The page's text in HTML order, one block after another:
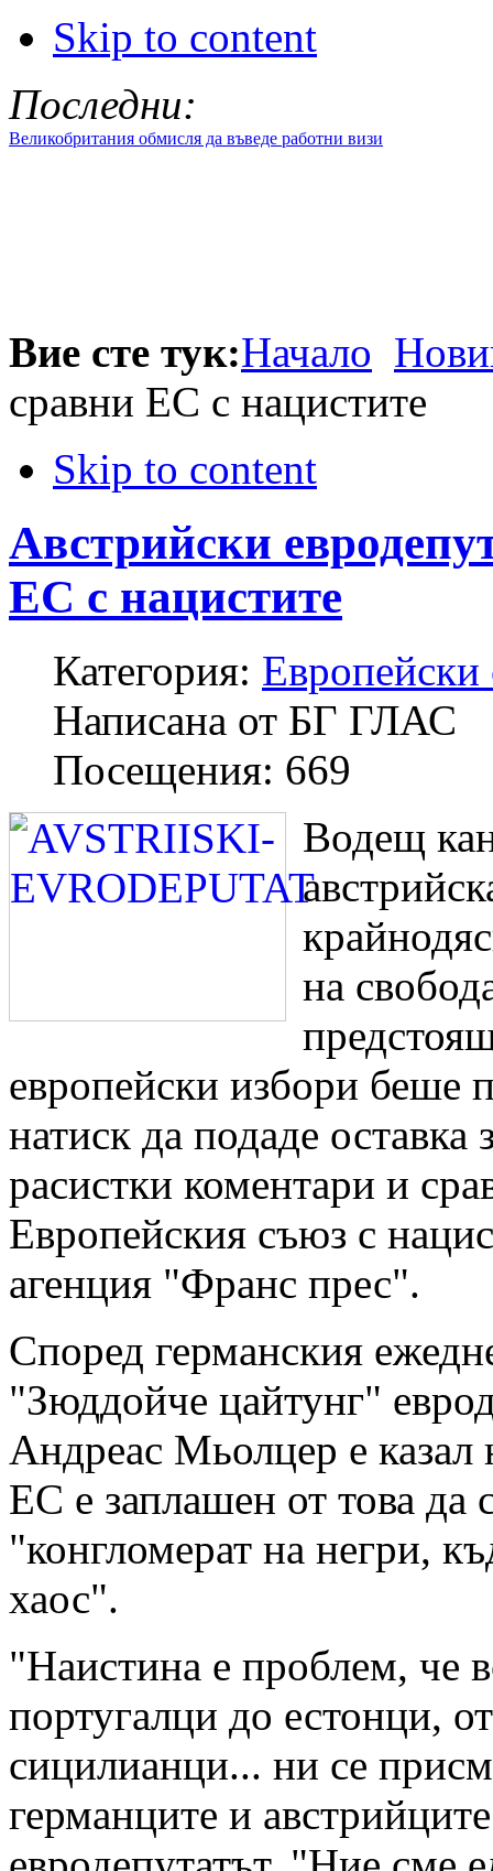
Skip to content
Последни:
Великобритания обмисля да въведе работни визи
Вие сте тук:Начало
сравни ЕС с нацистите
Skip to content
Австрийски
ЕС с нацистите
Категория: Европейски
Написана от БГ ГЛАС
Посещения: 669
Водещ
на
европейски избори беше
натиск да подаде оставка
расистки коментари и
Европейския съюз с
агенция "Франс прес".
Според германския
"Зюддойче цайтунг"
Андреас Мьолцер е казал
ЕС е заплашен от това да
"конгломерат на негри,
хаос".
"Наистина е проблем, че
португалци до естонци,
сицилианци... ни се
германците и